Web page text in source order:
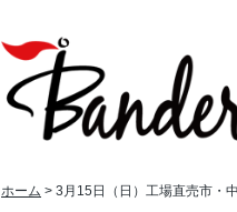
ホーム > 3月15日（日）工場直売市・